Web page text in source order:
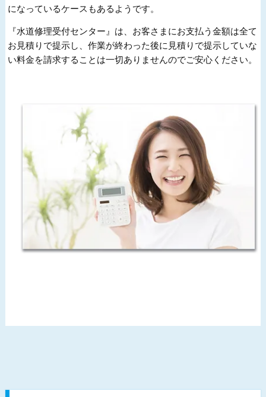
になっているケースもあるようです。
『水道修理受付センター』は、お客さまにお支払う金額は全て
お見積りで提示し、作業が終わった後に見積りで提示していな
い料金を請求することは一切ありませんのでご安心ください。